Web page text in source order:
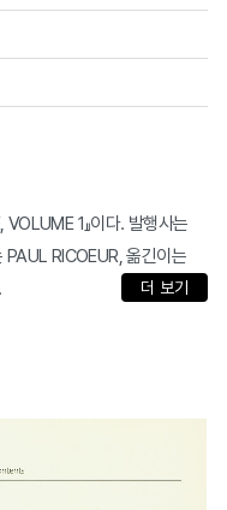
1』이다. 발행사는
RICOEUR, 옮긴이는
더 보기